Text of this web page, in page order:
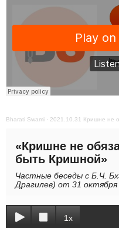
Bharati Swami · 2021.10.31 Кришне не
«Кришне не
быть Кришной»
Частные беседы с Б.Ч.
Драгилев) от 31 октября
1x